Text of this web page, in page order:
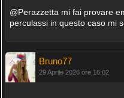
@Perazzetta mi fai provare
perculassi in questo caso mi
Bruno77
29 Aprile 2026 ore 16:02